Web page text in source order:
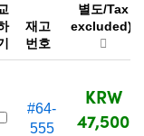
재고
번호
별도/Tax
excluded)
#64-
555
KRW
47,500